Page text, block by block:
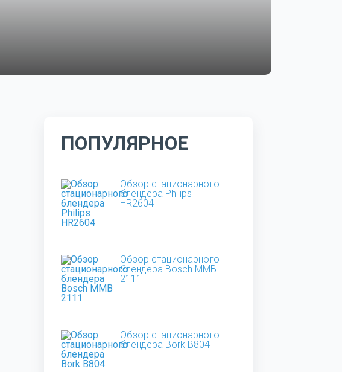
ПОПУЛЯРНОЕ
Обзор стационарного
блендера Philips
HR2604
Обзор стационарного
блендера Bosch MMB
2111
Обзор стационарного
блендера Bork B804